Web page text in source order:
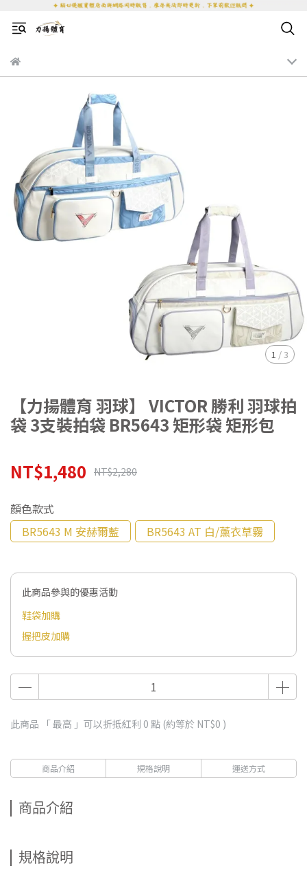
1 /3
【力揚體育 羽球】 VICTOR 勝利 羽球拍
袋 3支裝拍袋 BR5643 矩形袋 矩形包
NT$1,480 NT$2,280
顏色款式
BR5643 M 安赫爾藍
BR5643 AT 白/薰衣草霧
此商品參與的優惠活動
鞋袋加購
握把皮加購
此商品 「 最高 」可以折抵紅利 0 點 (約等於 NT$0 )
商品介紹 規格說明 運送方式
商品介紹
規格說明